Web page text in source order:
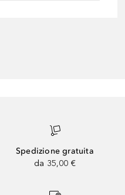
Spedizione gratuita
da 35,00 €